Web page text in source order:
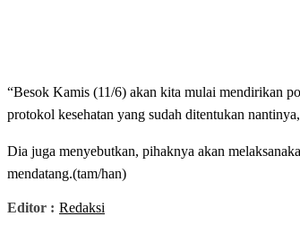
“Besok Kamis (11/6) akan kita mulai mendirikan
protokol kesehatan yang sudah ditentukan
Dia juga menyebutkan, pihaknya akan
mendatang.(tam/han)
Editor : Redaksi